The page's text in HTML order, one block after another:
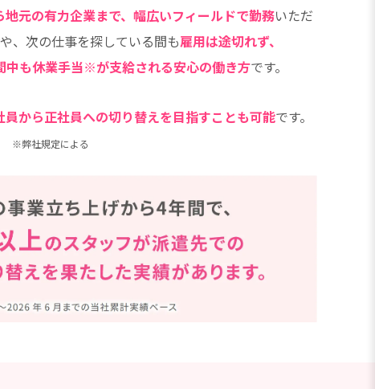
元の有力企業まで、幅広いフィールドで勤務いただ
、次の仕事を探している間も雇用は途切れず、
中も休業手当※が支給される安心の働き方です。
から正社員への切り替えを目指すことも可能です。
※弊社規定による